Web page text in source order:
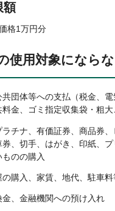
額
格1万円分
使用対象になら
共団体等への支払（税金、
金、ゴミ指定収集袋・粗大
チナ、有価証券、商品券
券、切手、はがき、印紙、
のの購入
の購入、家賃、地代、駐車
金、金融機関への預け入れ